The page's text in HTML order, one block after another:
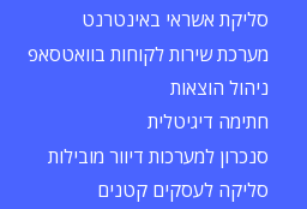
סליקת אשראי באינטרנט
מערכת שירות לקוחות בוואטסאפ
ניהול הוצאות
חתימה דיגיטלית
סנכרון למערכות דיוור מובילות
סליקה לעסקים קטנים